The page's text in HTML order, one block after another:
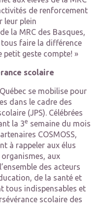
de renforcement
leur plein
la MRC des Basques,
faire la différence
petit geste compte! »
scolaire
se mobilise pour
dans le cadre des
(JPS). Célébrées
la 3e semaine du mois
COSMOSS,
à rappeler aux élus
aux
des acteurs
de la santé et
tous indispensables et
scolaire des